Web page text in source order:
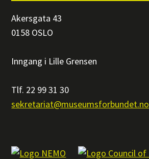
Akersgata 43
0158 OSLO
Inngang i Lille Grensen
Tlf. 22 99 31 30
sekretariat@museumsforbundet.no